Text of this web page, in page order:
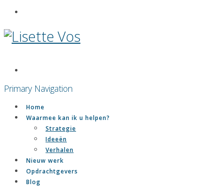
Primary Navigation
Home
Waarmee kan ik u helpen?
Strategie
Ideeën
Verhalen
Nieuw werk
Opdrachtgevers
Blog